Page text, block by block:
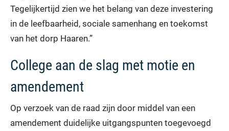
Tegelijkertijd zien we het belang van deze investering
in de leefbaarheid, sociale samenhang en toekomst
van het dorp Haaren.”
College aan de slag met motie en
amendement
Op verzoek van de raad zijn door middel van een
amendement duidelijke uitgangspunten toegevoegd